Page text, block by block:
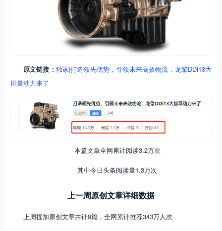
原文链接： 独家|打造领先优势，引领未来高效物流，龙擎DDi13大
排量动力来了
本篇文章全网累计阅读3.2万次
其中今日头条阅读量1.3万次
上一周原创文章详细数据
上周提加原创文章共计9篇，全网累计推荐343万人次